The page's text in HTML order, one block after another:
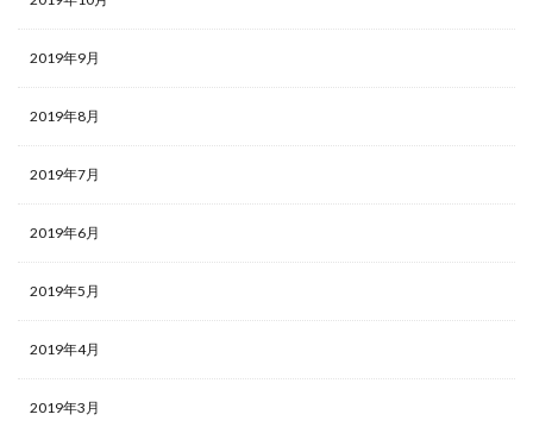
2019年9月
2019年8月
2019年7月
2019年6月
2019年5月
2019年4月
2019年3月